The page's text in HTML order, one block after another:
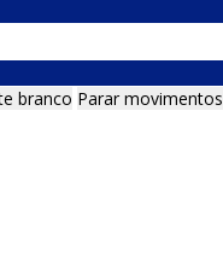
branco Parar movimentos